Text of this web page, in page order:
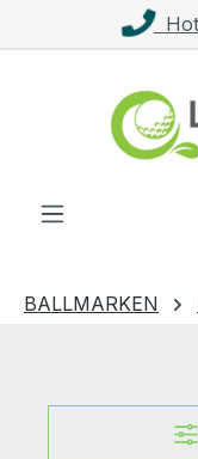
Zum Hauptinhalt
BALLMARKEN